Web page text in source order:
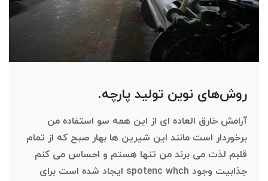
روش‌های نوین تولید پارچه.
آرامش خارق العاده ای از این همه سو استفاده من
برخوردار است مانند این شیرین ها بهار صبح که از تمام
قلبم لذت می برند من تنها هستم و احساس می کنم
جذابیت وجود spotenc whch ایجاد شده است برای